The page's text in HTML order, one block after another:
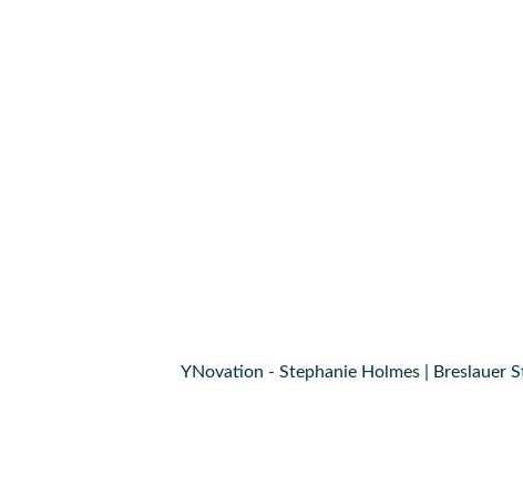
YNovation - Stephanie Holmes | Breslauer